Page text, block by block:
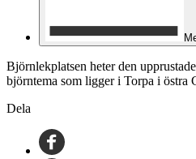
Björnlekplatsen heter den
björntema som ligger i Torpa i östra
Dela